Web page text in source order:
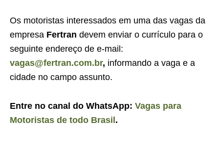
Os motoristas interessados em uma das vagas da
empresa Fertran devem enviar o currículo para o
seguinte endereço de e-mail:
vagas@fertran.com.br, informando a vaga e a
cidade no campo assunto.
Entre no canal do WhatsApp: Vagas para
Motoristas de todo Brasil.